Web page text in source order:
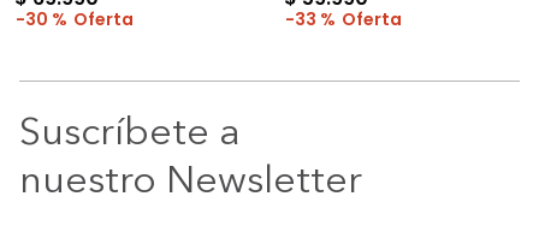
30 % 33 %
Suscríbete a
nuestro Newsletter